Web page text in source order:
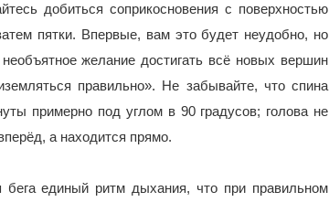
добиться соприкосновения с поверхностью
пятки. Впервые, вам это будет неудобно, но
желание достигать всё новых вершин
правильно». Не забывайте, что спина
примерно под углом в 90 градусов; голова не
а находится прямо.
бега единый ритм дыхания, что при правильном